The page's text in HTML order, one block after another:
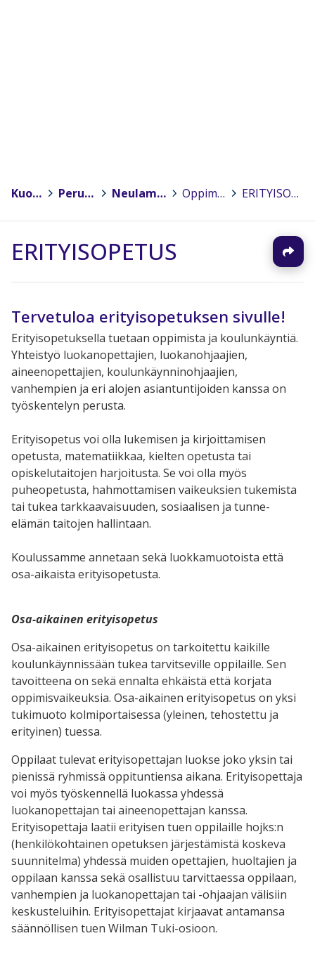
Kuopio Peruskoulut > Neulamäen koulu > Oppimisen tuki > ERITYISOPETUS
ERITYISOPETUS
Tervetuloa erityisopetuksen sivulle!
Erityisopetuksella tuetaan oppimista ja koulunkäyntiä.
Yhteistyö luokanopettajien, luokanohjaajien,
aineenopettajien, koulunkäynninohjaajien,
vanhempien ja eri alojen asiantuntijoiden kanssa on
työskentelyn perusta.
Erityisopetus voi olla lukemisen ja kirjoittamisen
opetusta, matematiikkaa, kielten opetusta tai
opiskelutaitojen harjoitusta. Se voi olla myös
puheopetusta, hahmottamisen vaikeuksien tukemista
tai tukea tarkkaavaisuuden, sosiaalisen ja tunne-
elämän taitojen hallintaan.
Koulussamme annetaan sekä luokkamuotoista että
osa-aikaista erityisopetusta.
Osa-aikainen erityisopetus
Osa-aikainen erityisopetus on tarkoitettu kaikille
koulunkäynnissään tukea tarvitseville oppilaille. Sen
tavoitteena on sekä ennalta ehkäistä että korjata
oppimisvaikeuksia. Osa-aikainen erityisopetus on yksi
tukimuoto kolmiportaisessa (yleinen, tehostettu ja
erityinen) tuessa.
Oppilaat tulevat erityisopettajan luokse joko yksin tai
pienissä ryhmissä oppituntiensa aikana. Erityisopettaja
voi myös työskennellä luokassa yhdessä
luokanopettajan tai aineenopettajan kanssa.
Erityisopettaja laatii erityisen tuen oppilaille hojks:n
(henkilökohtainen opetuksen järjestämistä koskeva
suunnitelma) yhdessä muiden opettajien, huoltajien ja
oppilaan kanssa sekä osallistuu tarvittaessa oppilaan,
vanhempien ja luokanopettajan tai -ohjaajan välisiin
keskusteluihin. Erityisopettajat kirjaavat antamansa
säännöllisen tuen Wilman Tuki-osioon.